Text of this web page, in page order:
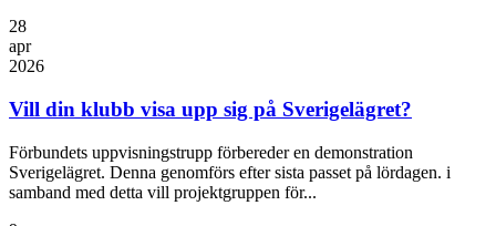
28
apr
2026
Vill din klubb visa upp sig på Sverigelägret?
Förbundets uppvisningstrupp förbereder en demonstration
Sverigelägret. Denna genomförs efter sista passet på lördagen. i
samband med detta vill projektgruppen för...